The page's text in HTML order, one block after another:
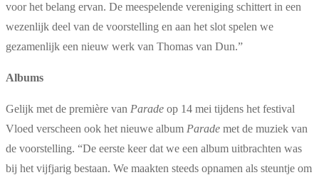
voor het belang ervan. De meespelende vereniging schittert in een
wezenlijk deel van de voorstelling en aan het slot spelen we
gezamenlijk een nieuw werk van Thomas van Dun.”
Albums
Gelijk met de première van Parade op 14 mei tijdens het festival
Vloed verscheen ook het nieuwe album Parade met de muziek van
de voorstelling. “De eerste keer dat we een album uitbrachten was
bij het vijfjarig bestaan. We maakten steeds opnamen als steuntje om